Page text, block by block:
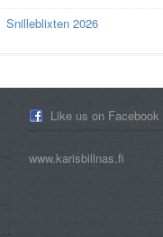
Snilleblixten 2026
Like us on Facebook
www.karisbillnas.fi